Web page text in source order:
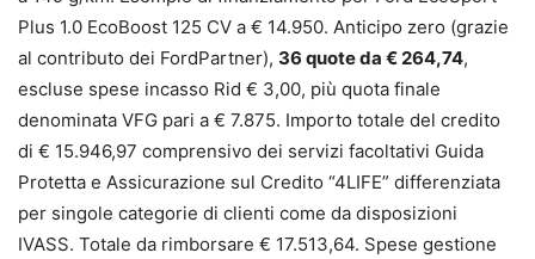
Plus 1.0 EcoBoost 125 CV a € 14.950. Anticipo zero (grazie
al contributo dei FordPartner), 36 quote da € 264,74,
escluse spese incasso Rid € 3,00, più quota finale
denominata VFG pari a € 7.875. Importo totale del credito
di € 15.946,97 comprensivo dei servizi facoltativi Guida
Protetta e Assicurazione sul Credito “4LIFE” differenziata
per singole categorie di clienti come da disposizioni
IVASS. Totale da rimborsare € 17.513,64. Spese gestione